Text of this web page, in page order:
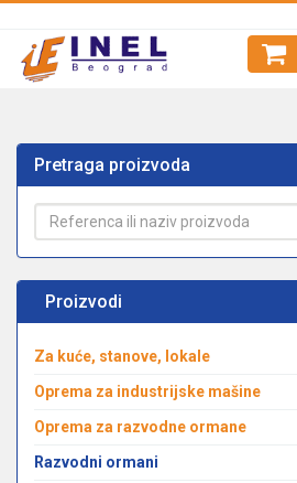
Pretraga proizvoda
Proizvodi
Za kuće, stanove, lokale
Oprema za industrijske mašine
Oprema za razvodne ormane
Razvodni ormani